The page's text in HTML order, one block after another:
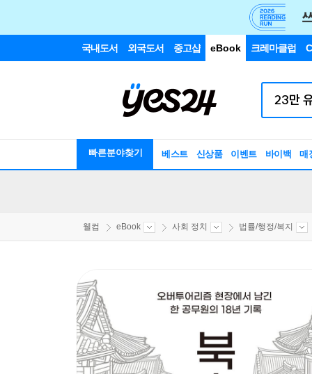
국내도서 외국도서 중고샵 eBook 크레마클럽
빠른분야찾기 베스트 신상품 이벤트 바이백 매
웰컴 eBook 사회 정치 법률/행정/복지